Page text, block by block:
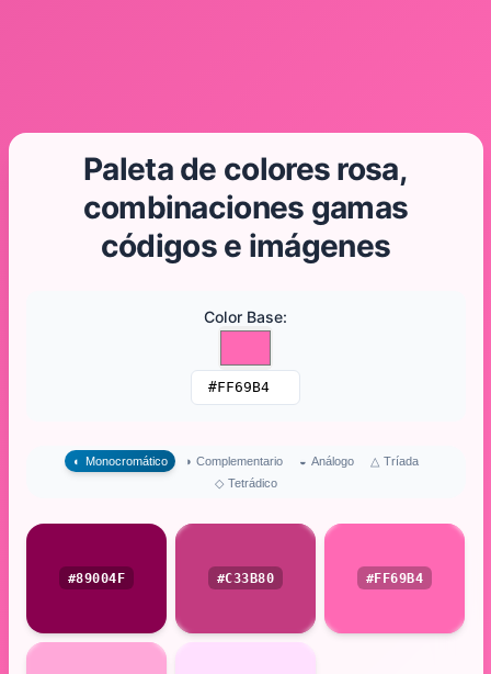
Paleta de colores rosa,
combinaciones gamas
códigos e imágenes
Color Base:
◐ Monocromático ◑ Complementario ◒ Análogo △ Tríada
◇ Tetrádico
#89004F #C33B80 #FF69B4